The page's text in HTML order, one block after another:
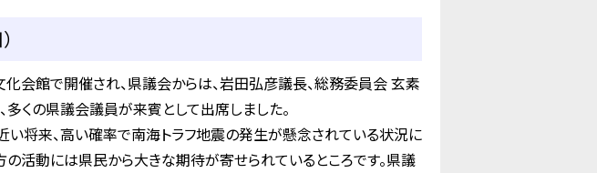
館で開催され、県議会からは、岩田弘彦議長、総務委員会 玄素
くの県議会議員が来賓として出席しました。
将来、高い確率で南海トラフ地震の発生が懸念されている状況に
の活動には県民から大きな期待が寄せられているところです。県議